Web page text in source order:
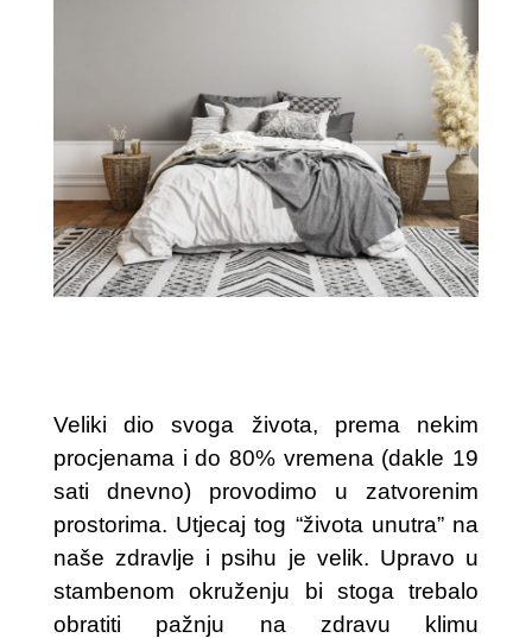
Veliki dio svoga života, prema nekim
procjenama i do 80% vremena (dakle 19
sati dnevno) provodimo u zatvorenim
prostorima. Utjecaj tog “života unutra” na
naše zdravlje i psihu je velik. Upravo u
stambenom okruženju bi stoga trebalo
obratiti pažnju na zdravu klimu